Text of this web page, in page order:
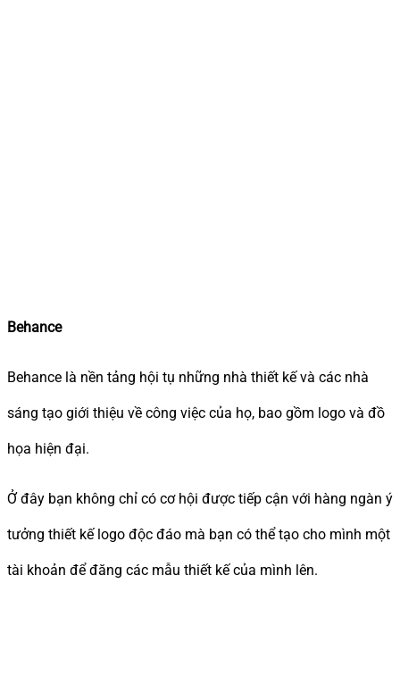
Behance
Behance là nền tảng hội tụ những nhà thiết kế và các nhà
sáng tạo giới thiệu về công việc của họ, bao gồm logo và đồ
họa hiện đại.
Ở đây bạn không chỉ có cơ hội được tiếp cận với hàng ngàn ý
tưởng thiết kế logo độc đáo mà bạn có thể tạo cho mình một
tài khoản để đăng các mẫu thiết kế của mình lên.